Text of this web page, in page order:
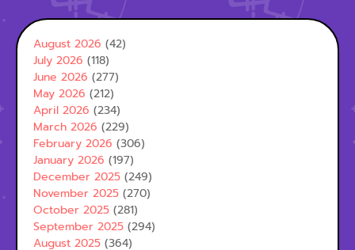
August 2026 (42)
July 2026 (118)
June 2026 (277)
May 2026 (212)
April 2026 (234)
March 2026 (229)
February 2026 (306)
January 2026 (197)
December 2025 (249)
November 2025 (270)
October 2025 (281)
September 2025 (294)
August 2025 (364)